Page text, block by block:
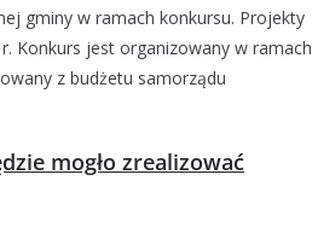
gminy w ramach konkursu. Projekty
Konkurs jest organizowany w ramach
z budżetu samorządu
mogło zrealizować